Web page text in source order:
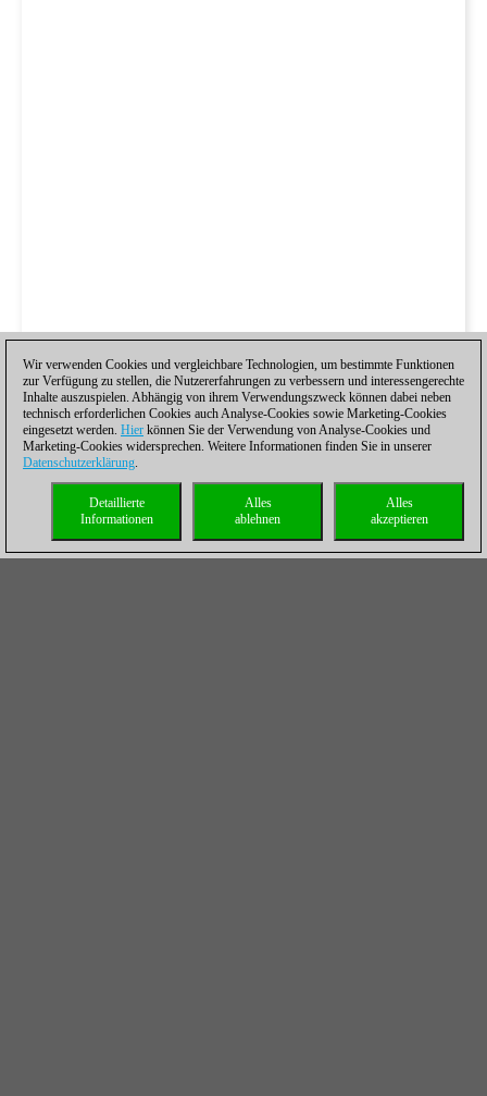
Wir verwenden Cookies und vergleichbare Technologien, um bestimmte Funktionen
zur Verfügung zu stellen, die Nutzererfahrungen zu verbessern und interessengerechte
Inhalte auszuspielen. Abhängig von ihrem Verwendungszweck können dabei neben
technisch erforderlichen Cookies auch Analyse-Cookies sowie Marketing-Cookies
eingesetzt werden. Hier können Sie der Verwendung von Analyse-Cookies und
Marketing-Cookies widersprechen. Weitere Informationen finden Sie in unserer
Datenschutzerklärung.
Alles
akzeptieren
Alles
ablehnen
Detaillierte
Informationen